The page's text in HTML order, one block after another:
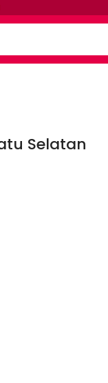
Selatan